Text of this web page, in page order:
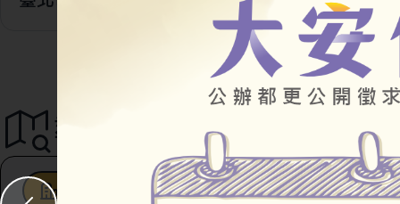
導覽地圖
駐地工作站 社會住宅